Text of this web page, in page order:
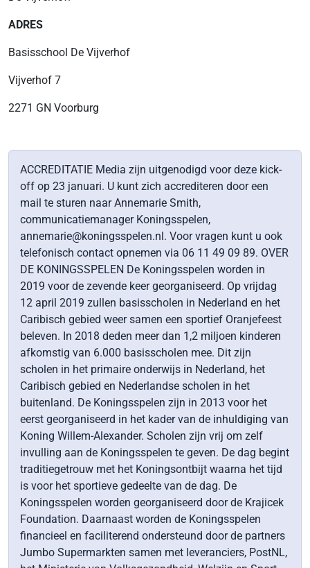
ADRES
Basisschool De Vijverhof
Vijverhof 7
2271 GN Voorburg
ACCREDITATIE Media zijn uitgenodigd voor deze kick-
off op 23 januari. U kunt zich accrediteren door een
mail te sturen naar Annemarie Smith,
communicatiemanager Koningsspelen,
annemarie@koningsspelen.nl. Voor vragen kunt u ook
telefonisch contact opnemen via 06 11 49 09 89. OVER
DE KONINGSSPELEN De Koningsspelen worden in
2019 voor de zevende keer georganiseerd. Op vrijdag
12 april 2019 zullen basisscholen in Nederland en het
Caribisch gebied weer samen een sportief Oranjefeest
beleven. In 2018 deden meer dan 1,2 miljoen kinderen
afkomstig van 6.000 basisscholen mee. Dit zijn
scholen in het primaire onderwijs in Nederland, het
Caribisch gebied en Nederlandse scholen in het
buitenland. De Koningsspelen zijn in 2013 voor het
eerst georganiseerd in het kader van de inhuldiging van
Koning Willem-Alexander. Scholen zijn vrij om zelf
invulling aan de Koningsspelen te geven. De dag begint
traditiegetrouw met het Koningsontbijt waarna het tijd
is voor het sportieve gedeelte van de dag. De
Koningsspelen worden georganiseerd door de Krajicek
Foundation. Daarnaast worden de Koningsspelen
financieel en faciliterend ondersteund door de partners
Jumbo Supermarkten samen met leveranciers, PostNL,